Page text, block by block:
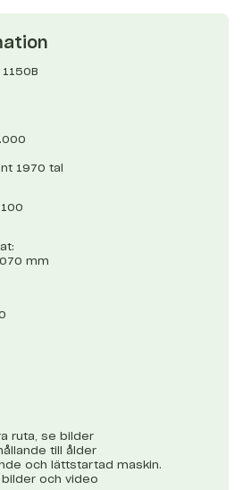
1970 tal
mm
ruta, se bilder
till ålder
och lättstartad maskin.
bilder och video